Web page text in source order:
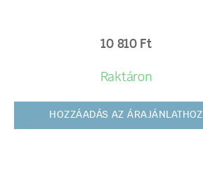
10 810 Ft
Raktáron
HOZZÁADÁS AZ ÁRAJÁNLATHOZ